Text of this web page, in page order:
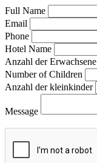
Full Name
Email
Phone
Hotel Name
Anzahl der Erwachsene
Number of Children
Anzahl der kleinkinder
Message